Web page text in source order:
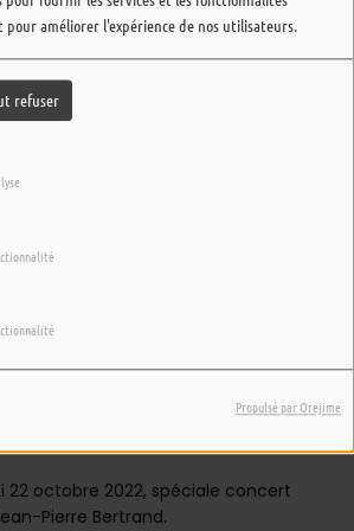
pour améliorer l'expérience de nos utilisateurs.
refuser
Propulsé par Orejime
22 octobre 2022, spéciale concert
Pierre Bertrand.